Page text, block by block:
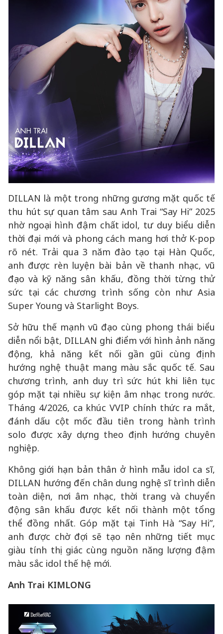
DILLAN là một trong những gương mặt quốc tế
thu hút sự quan tâm sau Anh Trai “Say Hi” 2025
nhờ ngoại hình đậm chất idol, tư duy biểu diễn
thời đại mới và phong cách mang hơi thở K-pop
rõ nét. Trải qua 3 năm đào tạo tại Hàn Quốc,
anh được rèn luyện bài bản về thanh nhạc, vũ
đạo và kỹ năng sân khấu, đồng thời từng thử
sức tại các chương trình sống còn như Asia
Super Young và Starlight Boys.
Sở hữu thế mạnh vũ đạo cùng phong thái biểu
diễn nổi bật, DILLAN ghi điểm với hình ảnh năng
động, khả năng kết nối gần gũi cùng định
hướng nghệ thuật mang màu sắc quốc tế. Sau
chương trình, anh duy trì sức hút khi liên tục
góp mặt tại nhiều sự kiện âm nhạc trong nước.
Tháng 4/2026, ca khúc VVIP chính thức ra mắt,
đánh dấu cột mốc đầu tiên trong hành trình
solo được xây dựng theo định hướng chuyên
nghiệp.
Không giới hạn bản thân ở hình mẫu idol ca sĩ,
DILLAN hướng đến chân dung nghệ sĩ trình diễn
toàn diện, nơi âm nhạc, thời trang và chuyển
động sân khấu được kết nối thành một tổng
thể đồng nhất. Góp mặt tại Tinh Hà “Say Hi”,
anh được chờ đợi sẽ tạo nên những tiết mục
giàu tính thị giác cùng nguồn năng lượng đậm
màu sắc idol thế hệ mới.
Anh Trai KIMLONG